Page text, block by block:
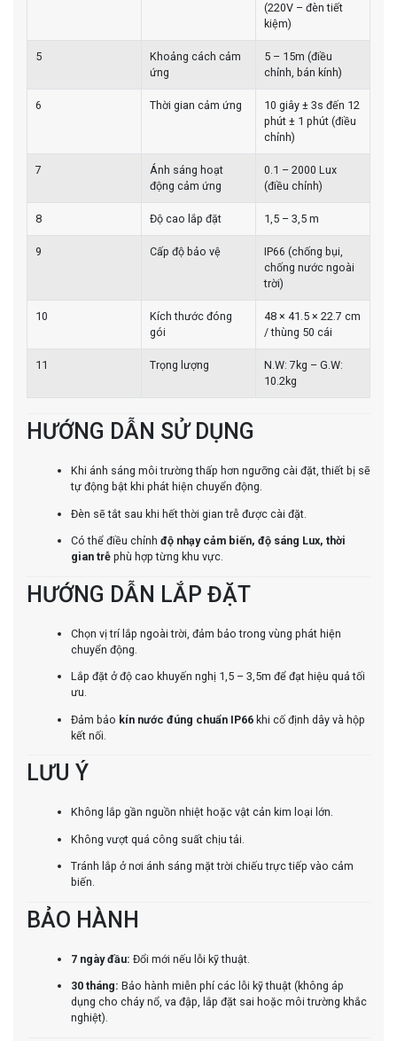
(220V – đèn tiết
kiệm)
5
Khoảng cách cảm
ứng
5 – 15m (điều
chỉnh, bán kính)
6 Thời gian cảm ứng
10 giây ± 3s đến 12
phút ± 1 phút (điều
chỉnh)
7
Ánh sáng hoạt
động cảm ứng
0.1 – 2000 Lux
(điều chỉnh)
8 Độ cao lắp đặt 1,5 – 3,5 m
9 Cấp độ bảo vệ
IP66 (chống bụi,
chống nước ngoài
trời)
10
Kích thước đóng
gói
48 × 41.5 × 22.7 cm
/ thùng 50 cái
11 Trọng lượng
N.W: 7kg – G.W:
10.2kg
HƯỚNG DẪN SỬ DỤNG
Khi ánh sáng môi trường thấp hơn ngưỡng cài đặt, thiết bị sẽ
tự động bật khi phát hiện chuyển động.
Đèn sẽ tắt sau khi hết thời gian trễ được cài đặt.
Có thể điều chỉnh độ nhạy cảm biến, độ sáng Lux, thời
gian trễ phù hợp từng khu vực.
HƯỚNG DẪN LẮP ĐẶT
Chọn vị trí lắp ngoài trời, đảm bảo trong vùng phát hiện
chuyển động.
Lắp đặt ở độ cao khuyến nghị 1,5 – 3,5m để đạt hiệu quả tối
ưu.
Đảm bảo kín nước đúng chuẩn IP66 khi cố định dây và hộp
kết nối.
LƯU Ý
Không lắp gần nguồn nhiệt hoặc vật cản kim loại lớn.
Không vượt quá công suất chịu tải.
Tránh lắp ở nơi ánh sáng mặt trời chiếu trực tiếp vào cảm
biến.
BẢO HÀNH
7 ngày đầu: Đổi mới nếu lỗi kỹ thuật.
30 tháng: Bảo hành miễn phí các lỗi kỹ thuật (không áp
dụng cho cháy nổ, va đập, lắp đặt sai hoặc môi trường khắc
nghiệt).